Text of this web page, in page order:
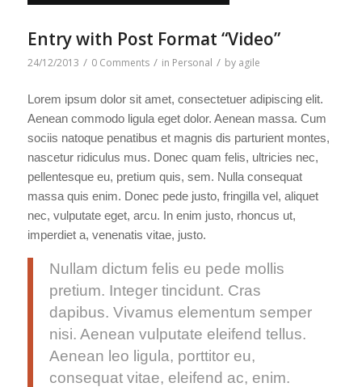
Entry with Post Format “Video”
24/12/2013 / 0 Comments / in Personal / by agile
Lorem ipsum dolor sit amet, consectetuer adipiscing elit.
Aenean commodo ligula eget dolor. Aenean massa. Cum
sociis natoque penatibus et magnis dis parturient montes,
nascetur ridiculus mus. Donec quam felis, ultricies nec,
pellentesque eu, pretium quis, sem. Nulla consequat
massa quis enim. Donec pede justo, fringilla vel, aliquet
nec, vulputate eget, arcu. In enim justo, rhoncus ut,
imperdiet a, venenatis vitae, justo.
Nullam dictum felis eu pede mollis
pretium. Integer tincidunt. Cras
dapibus. Vivamus elementum semper
nisi. Aenean vulputate eleifend tellus.
Aenean leo ligula, porttitor eu,
consequat vitae, eleifend ac, enim.